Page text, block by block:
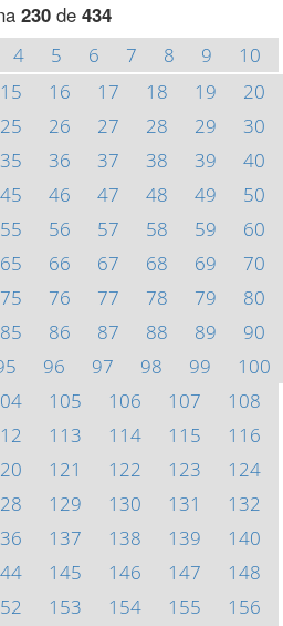
230de 434
4 5 6 7 8 9
10
15 16 17 18 19
20
25 26 27 28 29
30
35 36 37 38 39
40
45 46 47 48 49
50
55 56 57 58 59
60
65 66 67 68 69
70
75 76 77 78 79
80
85 86 87 88 89
90
96 97 98 99
100
105 106 107
108
113 114 115
116
121 122 123
124
129 130 131
132
137 138 139
140
145 146 147
148
153 154 155
156